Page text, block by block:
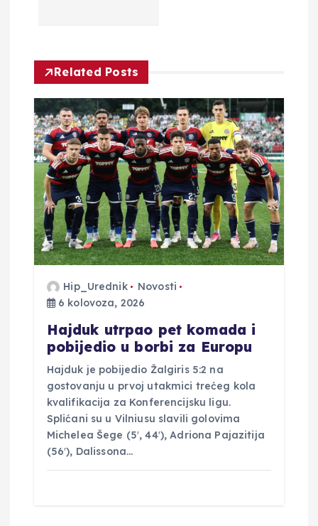
a
o
b
Related Posts
Hip_Urednik
Novosti
6 kolovoza, 2026
Hajduk utrpao pet komada i
pobijedio u borbi za Europu
Hajduk je pobijedio Žalgiris 5:2 na
gostovanju u prvoj utakmici trećeg kola
kvalifikacija za Konferencijsku ligu.
Splićani su u Vilniusu slavili golovima
Michelea Šege (5′, 44′), Adriona Pajazitija
(56′), Dalissona…